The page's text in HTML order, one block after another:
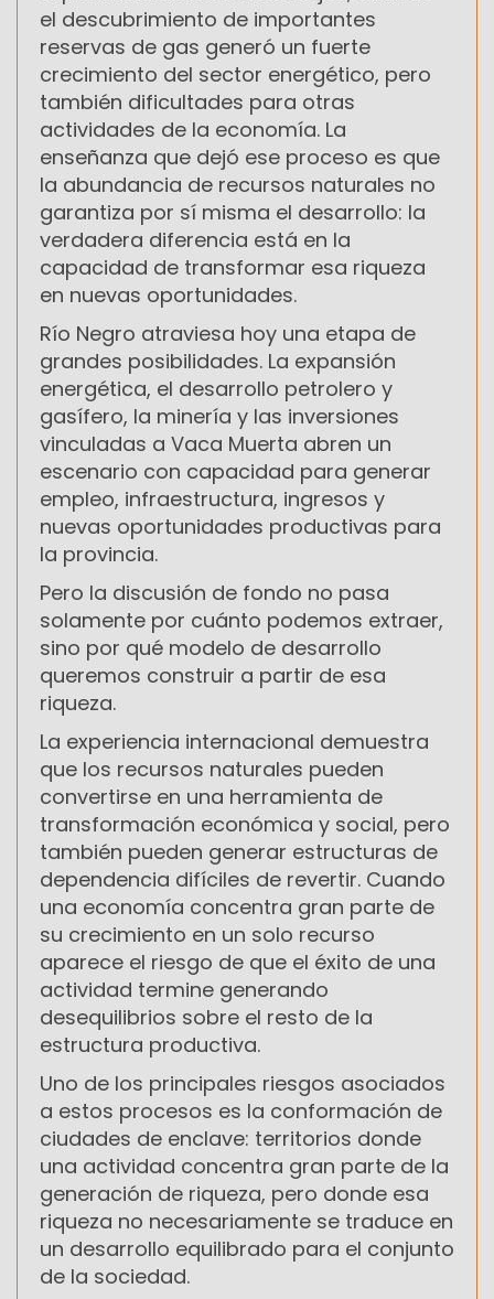
el descubrimiento de importantes
reservas de gas generó un fuerte
crecimiento del sector energético, pero
también dificultades para otras
actividades de la economía. La
enseñanza que dejó ese proceso es que
la abundancia de recursos naturales no
garantiza por sí misma el desarrollo: la
verdadera diferencia está en la
capacidad de transformar esa riqueza
en nuevas oportunidades.
Río Negro atraviesa hoy una etapa de
grandes posibilidades. La expansión
energética, el desarrollo petrolero y
gasífero, la minería y las inversiones
vinculadas a Vaca Muerta abren un
escenario con capacidad para generar
empleo, infraestructura, ingresos y
nuevas oportunidades productivas para
la provincia.
Pero la discusión de fondo no pasa
solamente por cuánto podemos extraer,
sino por qué modelo de desarrollo
queremos construir a partir de esa
riqueza.
La experiencia internacional demuestra
que los recursos naturales pueden
convertirse en una herramienta de
transformación económica y social, pero
también pueden generar estructuras de
dependencia difíciles de revertir. Cuando
una economía concentra gran parte de
su crecimiento en un solo recurso
aparece el riesgo de que el éxito de una
actividad termine generando
desequilibrios sobre el resto de la
estructura productiva.
Uno de los principales riesgos asociados
a estos procesos es la conformación de
ciudades de enclave: territorios donde
una actividad concentra gran parte de la
generación de riqueza, pero donde esa
riqueza no necesariamente se traduce en
un desarrollo equilibrado para el conjunto
de la sociedad.